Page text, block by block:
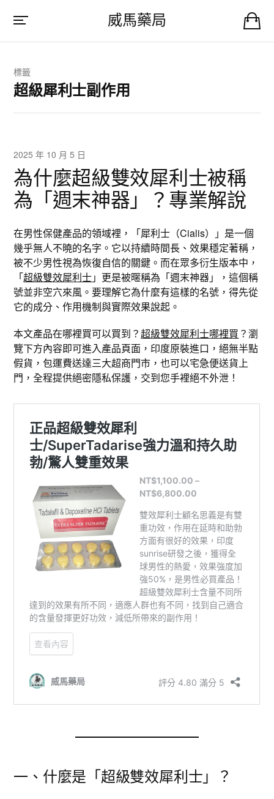
威馬藥局
標籤
超級犀利士副作用
2025 年 10 月 5 日
為什麼超級雙效犀利士被稱
為「週末神器」？專業解說
在男性保健產品的領域裡，「犀利士（Cialis）」是一個
幾乎無人不曉的名字。它以持續時間長、效果穩定著稱，
被不少男性視為恢復自信的關鍵。而在眾多衍生版本中，
「超級雙效犀利士」更是被暱稱為「週末神器」，這個稱
號並非空穴來風。要理解它為什麼有這樣的名號，得先從
它的成分、作用機制與實際效果說起。
本文產品在哪裡買可以買到？超級雙效犀利士哪裡買 ？瀏
覽下方內容即可進入產品頁面，印度原裝進口，絕無半點
假貨，包運費送達三大超商門市，也可以宅急便送貨上
門，全程提供絕密隱私保護，交到您手裡絕不外泄！
一、什麼是「超級雙效犀利士」？